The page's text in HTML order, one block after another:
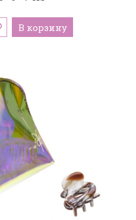
В корзину